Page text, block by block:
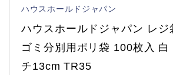
ハウスホールドジャパン
ハウスホールドジャパン レジ
ゴミ分別用ポリ袋 100枚入
チ13cm TR35